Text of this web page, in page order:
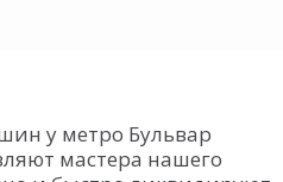
у метро Бульвар
мастера нашего